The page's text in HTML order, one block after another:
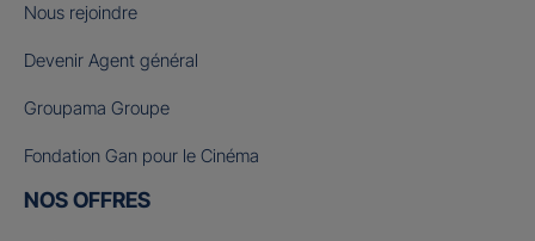
Nous rejoindre
Devenir Agent général
Groupama Groupe
Fondation Gan pour le Cinéma
NOS OFFRES